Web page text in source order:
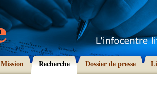
Mission Recherche Dossier de presse